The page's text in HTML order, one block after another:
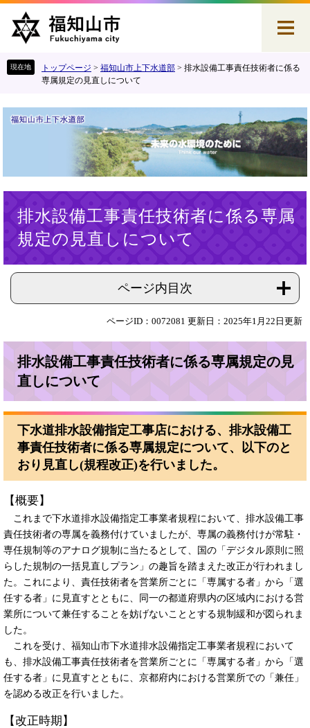
す
し
トップページ > 福知山市上下水道部 > 排水設備工事責任技術者に係る
専属規定の見直しについて
排水設備工事責任技術者に係る専属
規定の見直しについて
ページ内目次
ページID：0072081 更新日：2025年1月22日更新
排水設備工事責任技術者に係る専属規定の見
直しについて
下水道排水設備指定工事店における、排水設備工
事責任技術者に係る専属規定について、以下のと
おり見直し(規程改正)を行いました。
【概要】
これまで下水道排水設備指定工事業者規程において、排水設備工事
責任技術者の専属を義務付けていましたが、専属の義務付けが常駐・
専任規制等のアナログ規制に当たるとして、国の「デジタル原則に照
らした規制の一括見直しプラン」の趣旨を踏まえた改正が行われまし
た。これにより、責任技術者を営業所ごとに「専属する者」から「選
任する者」に見直すとともに、同一の都道府県内の区域内における営
業所について兼任することを妨げないこととする規制緩和が図られま
した。
これを受け、福知山市下水道排水設備指定工事業者規程において
も、排水設備工事責任技術者を営業所ごとに「専属する者」から「選
任する者」に見直すとともに、京都府内における営業所での「兼任」
を認める改正を行いました。
【改正時期】